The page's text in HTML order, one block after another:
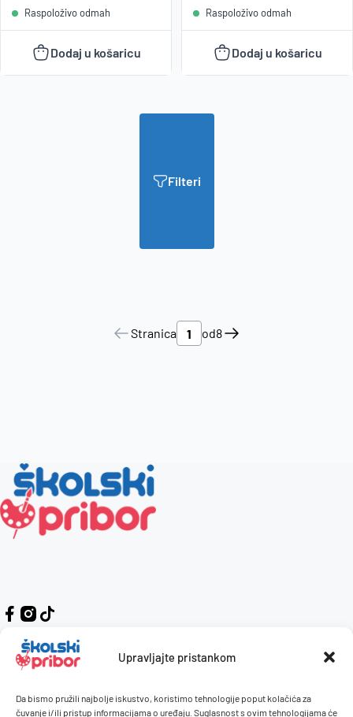
Upravljajte pristankom
Da bismo pružili najbolje iskustvo, koristimo tehnologije poput kolačića za
čuvanje i/ili pristup informacijama o uređaju. Suglasnost s ovim tehnologijama će
Raspoloživo odmah
Dodaj u košaricu
Raspoloživo odmah
Dodaj u košaricu
Filteri
Stranica od8
Kontakt Naručivanje i plaćanje